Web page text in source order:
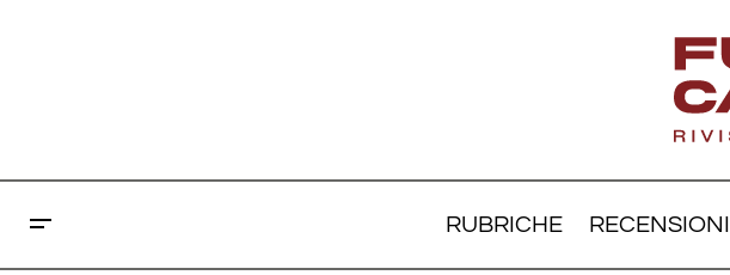
RUBRICHE RECENSIONI